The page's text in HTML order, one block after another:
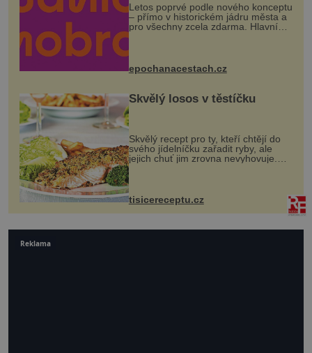
Letos poprvé podle nového konceptu
– přímo v historickém jádru města a
pro všechny zcela zdarma. Hlavní
program se odehraje na Karlově a
mohou těšit na víno, burčák, pes...
epochanacestach.cz
Skvělý losos v těstíčku
Skvělý recept pro ty, kteří chtějí do
svého jídelníčku zařadit ryby, ale
jejich chuť jim zrovna nevyhovuje.
Losos je samozřejmě taky ryba, ale v
tomto případě si na to nikdo ani
nevzpomene. Ingredienc...
tisicereceptu.cz
Reklama